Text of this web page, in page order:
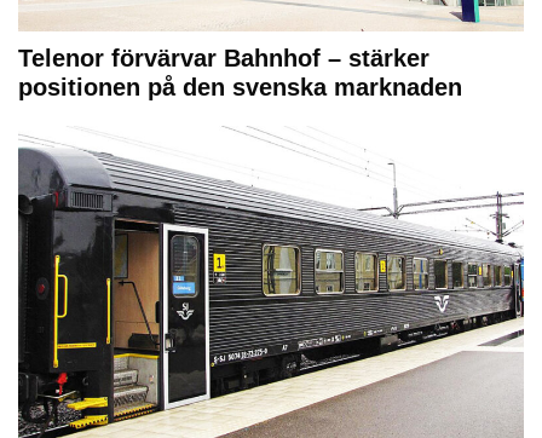
Telenor förvärvar Bahnhof – stärker
positionen på den svenska marknaden